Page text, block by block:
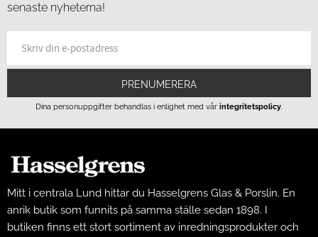
senaste nyheterna!
PRENUMERERA
Dina personuppgifter behandlas i enlighet med vår integritetspolicy
Mitt i centrala Lund hittar du Hasselgrens Glas & Porslin. En
anrik butik som funnits på samma ställe sedan 1898. I
butiken finns ett stort sortiment av inredningsprodukter och